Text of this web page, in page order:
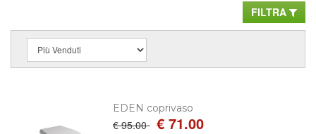
FILTRA
EDEN coprivaso
€ 95.00 € 71.00